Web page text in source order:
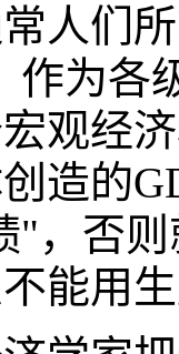
人们
作为各
观经
造的
"，否
能用